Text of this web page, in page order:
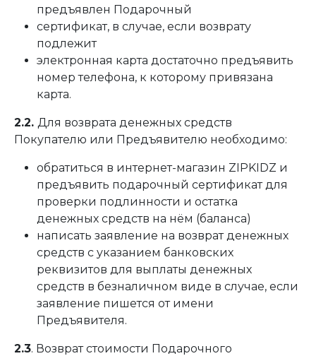
предъявлен Подарочный
сертификат, в случае, если возврату
подлежит
электронная карта достаточно предъявить
номер телефона, к которому привязана
карта.
2.2. Для возврата денежных средств
Покупателю или Предъявителю необходимо:
обратиться в интернет-магазин ZIPKIDZ и
предъявить подарочный сертификат для
проверки подлинности и остатка
денежных средств на нём (баланса)
написать заявление на возврат денежных
средств с указанием банковских
реквизитов для выплаты денежных
средств в безналичном виде в случае, если
заявление пишется от имени
Предъявителя.
2.3. Возврат стоимости Подарочного